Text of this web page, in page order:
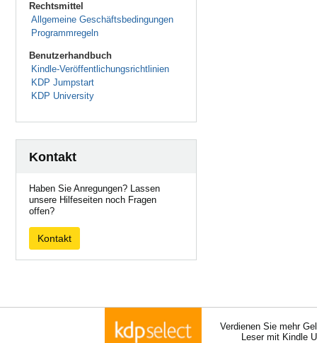
Rechtsmittel
Allgemeine Geschäftsbedingungen
Programmregeln
Benutzerhandbuch
Kindle-Veröffentlichungsrichtlinien
KDP Jumpstart
KDP University
Kontakt
Haben Sie Anregungen? Lassen
unsere Hilfeseiten noch Fragen
offen?
Kontakt
Verdienen Sie mehr
Leser mit Kindle